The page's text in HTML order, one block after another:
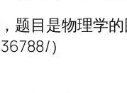
题目是物理学
）